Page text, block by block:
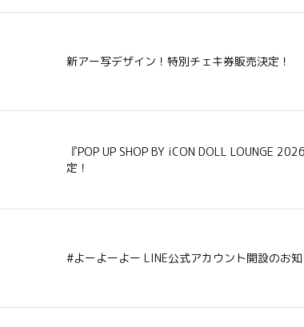
新アー写デザイン！特別チェキ券販売決定！
『POP UP SHOP BY iCON DOLL LOUNGE
定！
#よーよーよー LINE公式アカウント開設のお